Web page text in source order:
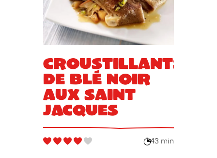
Croustillants
de blé noir
aux Saint
Jacques
43 min